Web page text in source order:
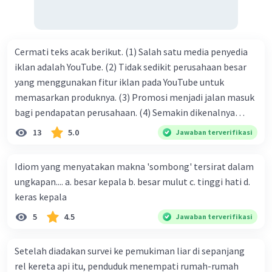
Cermati teks acak berikut. (1) Salah satu media penyedia
iklan adalah YouTube. (2) Tidak sedikit perusahaan besar
yang menggunakan fitur iklan pada YouTube untuk
memasarkan produknya. (3) Promosi menjadi jalan masuk
bagi pendapatan perusahaan. (4) Semakin dikenalnya
suatu produk oleh konsumen, semakin besar pula peluang
perusahaan kepada konsumen. Urutan yang tepat agar
menjadi teks eksposisi yang padu adalah .... A. (1)-(2)-(3)-
(4)-(5) B. (2)-(1)-(3)-(4)-(5) C. (3)-(1)-(2)-(5)-(4) D. (3)-(5)-
(4)-(1)-(2) E. (5)-(1)-(3)-(4)-(2)
13 5.0 Jawaban terverifikasi
Idiom yang menyatakan makna 'sombong' tersirat dalam
ungkapan.... a. besar kepala b. besar mulut c. tinggi hati d.
keras kepala
5 4.5 Jawaban terverifikasi
Setelah diadakan survei ke pemukiman liar di sepanjang
rel kereta api itu, penduduk menempati rumah-rumah